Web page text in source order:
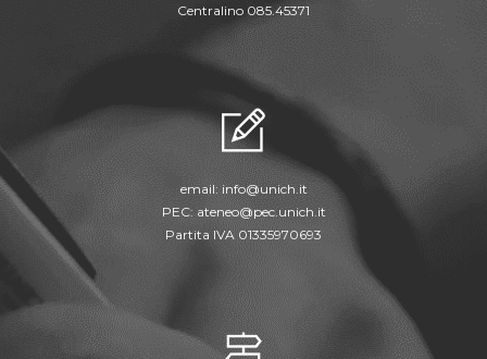
Centralino 085.45371
email: info@unich.it
PEC: ateneo@pec.unich.it
Partita IVA 01335970693